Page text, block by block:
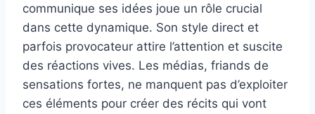
communique ses idées joue un rôle crucial
dans cette dynamique. Son style direct et
parfois provocateur attire l’attention et suscite
des réactions vives. Les médias, friands de
sensations fortes, ne manquent pas d’exploiter
ces éléments pour créer des récits qui vont